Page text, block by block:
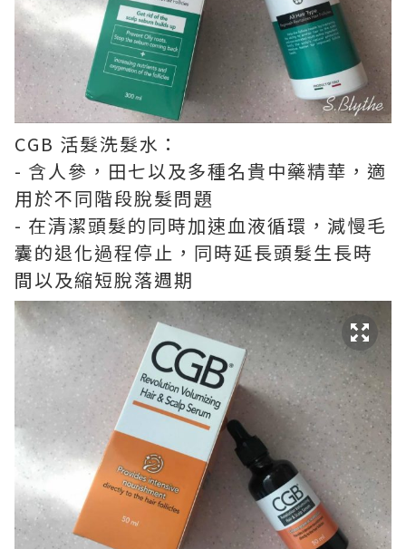
CGB 活髮洗髮水：
- 含人參，田七以及多種名貴中藥精華，適
用於不同階段脫髮問題
- 在清潔頭髮的同時加速血液循環，減慢毛
囊的退化過程停止，同時延長頭髮生長時
間以及縮短脫落週期